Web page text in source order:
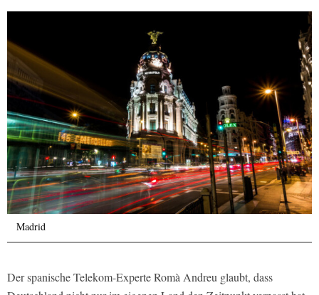
Madrid
Der spanische Telekom-Experte Romà Andreu glaubt, dass